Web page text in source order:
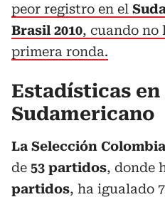
peor registro en el
Brasil 2010, cuando no
primera ronda.
Estadísticas en
Sudamericano
La Selección Colombia
de 53 partidos, donde
partidos, ha igualado